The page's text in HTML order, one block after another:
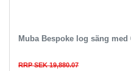
Muba Bespoke log säng med
RRP SEK 19,880.07